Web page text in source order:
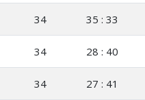
34 35 : 33
34 28 : 40
34 27 : 41